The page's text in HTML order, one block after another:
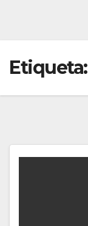
Etiqueta: